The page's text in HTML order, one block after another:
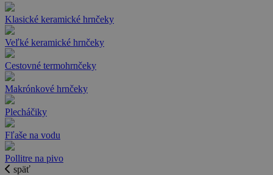
Klasické keramické hrnčeky
Veľké keramické hrnčeky
Cestovné termohrnčeky
Makrónkové hrnčeky
Plecháčiky
Fľaše na vodu
Pollitre na pivo
späť